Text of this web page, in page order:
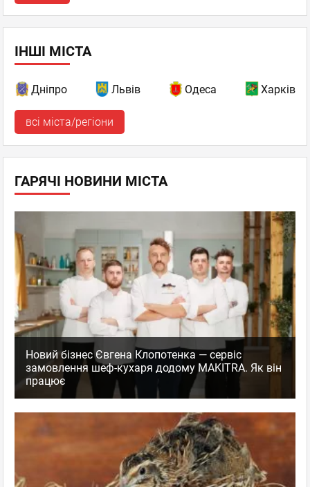
ІНШІ МІСТА
Дніпро Львів Одеса Харків
всі міста/регіони
ГАРЯЧІ НОВИНИ МІСТА
Новий бізнес Євгена Клопотенка — сервіс
замовлення шеф-кухаря додому MAKITRA. Як він
працює